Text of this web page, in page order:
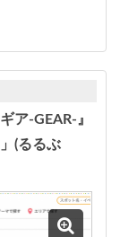
ア-GEAR-』
(るるぶ